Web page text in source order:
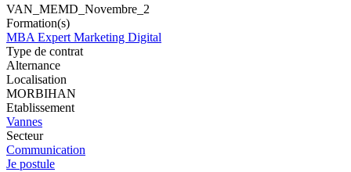
VAN_MEMD_Novembre_2
Formation(s)
MBA Expert Marketing Digital
Type de contrat
Alternance
Localisation
MORBIHAN
Etablissement
Vannes
Secteur
Communication
Je postule